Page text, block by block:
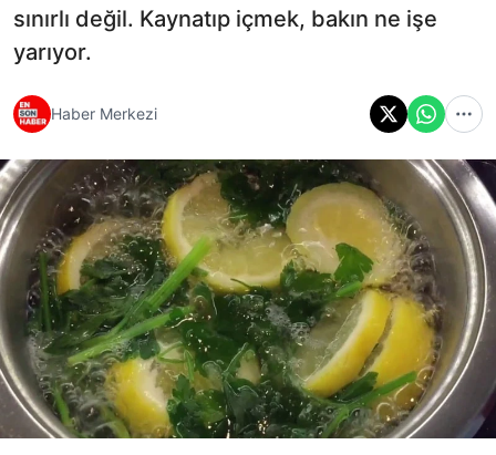
sınırlı değil. Kaynatıp içmek, bakın ne işe
yarıyor.
Haber Merkezi